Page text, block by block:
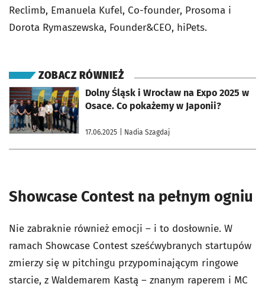
Reclimb, Emanuela Kufel, Co-founder, Prosoma i
Dorota Rymaszewska, Founder&CEO, hiPets.
ZOBACZ RÓWNIEŻ
Dolny Śląsk i Wrocław na Expo 2025 w
Osace. Co pokażemy w Japonii?
17.06.2025 | Nadia Szagdaj
otworzy się w nowej karcie
Showcase Contest na pełnym ogniu
Nie zabraknie również emocji – i to dosłownie. W
ramach Showcase Contest sześćwybranych startupów
zmierzy się w pitchingu przypominającym ringowe
starcie, z Waldemarem Kastą – znanym raperem i MC